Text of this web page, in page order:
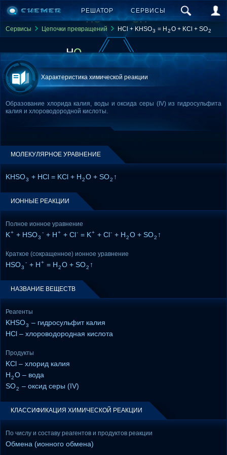
РЕШАТОР СЕРВИСЫ
Сервисы Цепочки превращений HCl + KHSO3 = H 2O + KCl + SO2
Характеристика химической реакции
Образование хлорида калия, воды и оксида серы (IV) из гидросульфита
калия и хлороводородной кислоты.
МОЛЕКУЛЯРНОЕ УРАВНЕНИЕ
KHSO3 + HCl = KCl + H2O + SO2 ↑
ИОННЫЕ РЕАКЦИИ
Полное ионное уравнение
K+ + HSO3
- + H+ + Cl- = K+ + Cl- + H2O + SO2 ↑
Краткое (сокращенное) ионное уравнение
HSO3
- + H+ = H2O + SO2 ↑
НАЗВАНИЕ ВЕЩЕСТВ
Реагенты
KHSO3 – гидросульфит калия
HCl – хлороводородная кислота
Продукты
KCl – хлорид калия
H2O – вода
SO2 – оксид серы (IV)
КЛАССИФИКАЦИЯ ХИМИЧЕСКОЙ РЕАКЦИИ
По числу и составу реагентов и продуктов реакции
Обмена (ионного обмена)